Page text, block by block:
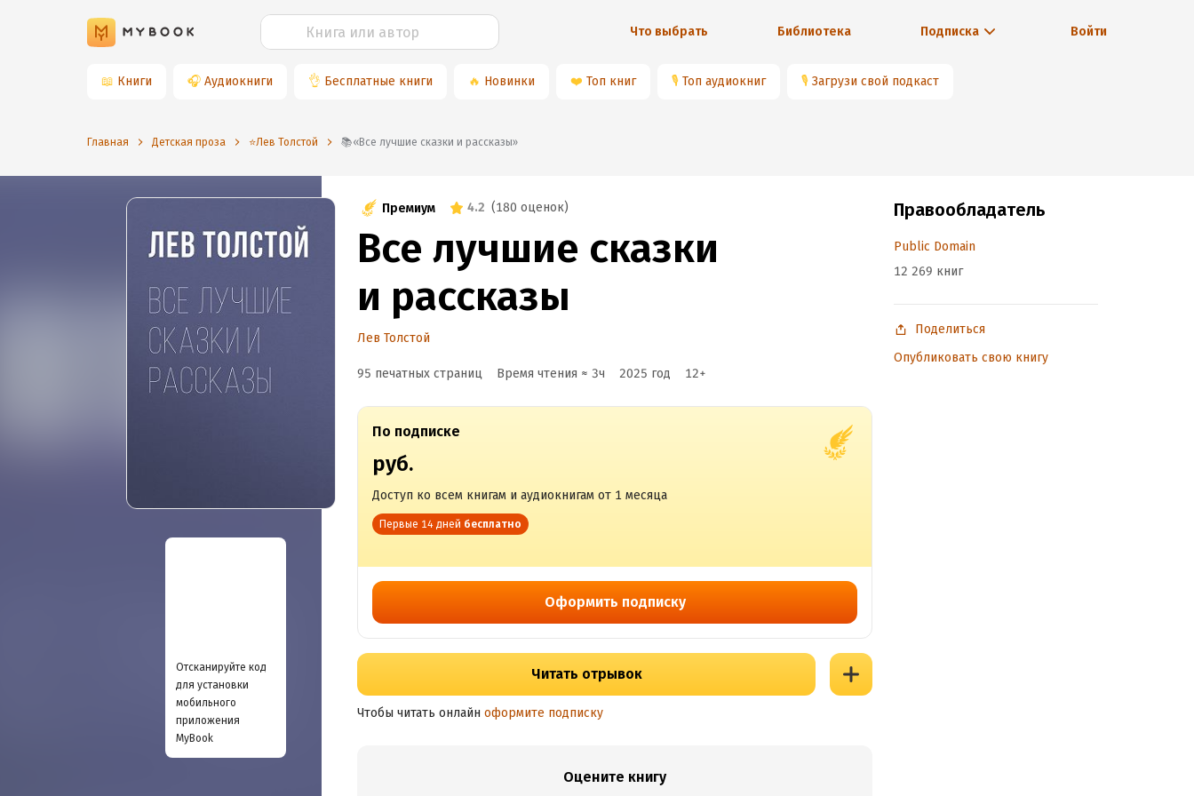
Что выбрать Библиотека Подписка Войти
📖 Книги 🎧 Аудиокниги 👌 Бесплатные книги 🔥 Новинки ❤️ Топ книг 🎙 Топ аудиокниг 🎙 Загрузи свой подкаст
Главная Детская проза ⭐️Лев Толстой 📚«Все лучшие сказки и рассказы»
Отсканируйте код
для установки
мобильного
приложения
MyBook
Премиум 4.2 (180 оценок)
Все лучшие сказки
и рассказы
Лев Толстой
95 печатных страниц Время чтения ≈ 3ч 2025 год 12+
По подписке
руб.
Доступ ко всем книгам и аудиокнигам от 1 месяца
Первые 14 дней бесплатно
Оформить подписку
Читать отрывок
Чтобы читать онлайн оформите подписку
Оцените книгу
Правообладатель
Public Domain
12 269 книг
Поделиться
Опубликовать свою книгу